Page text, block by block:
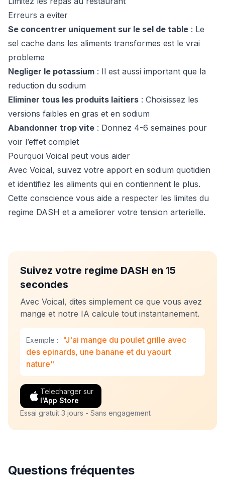
Erreurs a eviter
Se concentrer uniquement sur le sel de table : Le
sel cache dans les aliments transformes est le vrai
probleme
Negliger le potassium : Il est aussi important que la
reduction du sodium
Eliminer tous les produits laitiers : Choisissez les
versions faibles en gras et en sodium
Abandonner trop vite : Donnez 4-6 semaines pour
voir l’effet complet
Pourquoi Voical peut vous aider
Avec Voical, suivez votre apport en sodium quotidien
et identifiez les aliments qui en contiennent le plus.
Cette conscience vous aide a respecter les limites du
regime DASH et a ameliorer votre tension arterielle.
Suivez votre regime DASH en 15
secondes
Avec Voical, dites simplement ce que vous avez
mange et notre IA calcule tout instantanement.
Exemple :
"J'ai mange du poulet grille avec
des epinards, une banane et du yaourt
nature"
Telecharger sur
l'App Store
Essai gratuit 3 jours - Sans engagement
Questions fréquentes